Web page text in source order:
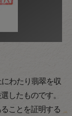
わたり翡翠を収
したものです。
ことを証明する